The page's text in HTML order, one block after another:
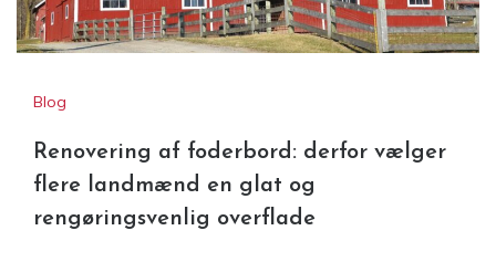
Blog
Renovering af foderbord: derfor vælger
flere landmænd en glat og
rengøringsvenlig overflade